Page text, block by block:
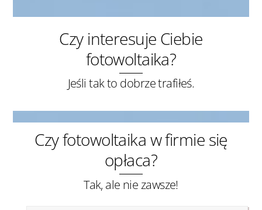
Czy interesuje Ciebie
fotowoltaika?
Jeśli tak to dobrze trafiłeś.
Czy fotowoltaika w firmie się
opłaca?
Tak, ale nie zawsze!